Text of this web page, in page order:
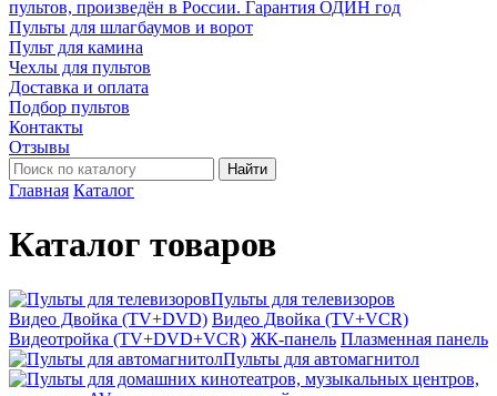
пультов, произведён в России. Гарантия ОДИН год
Пульты для шлагбаумов и ворот
Пульт для камина
Чехлы для пультов
Доставка и оплата
Подбор пультов
Контакты
Отзывы
Найти
Главная Каталог
Каталог товаров
Пульты для телевизоров
Видео Двойка (TV+DVD) Видео Двойка (TV+VCR)
Видеотройка (TV+DVD+VCR) ЖК-панель Плазменная панель
Пульты для автомагнитол